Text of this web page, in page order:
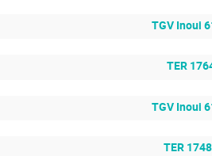
TGV Inoui
TER
TGV Inoui
TER